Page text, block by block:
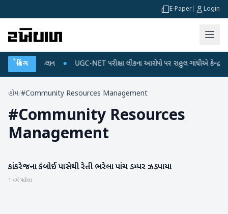
E-Paper Login
બ્રેકિંગ
અને ડેટા પ્લાન UGC-NET પરીક્ષા લીકના આરોપો પર રાહુલ ગાંધીએ કેન્દ્ર પર
હોમ/#Community Resources Management
#Community Resources
Management
બનાસકાંઠા
કાંકરેજના કંબોઈ પાસેથી રેતી ભરેલા પાંચ ડમ્પર ઝડપાયા
1 વર્ષ પહેલા